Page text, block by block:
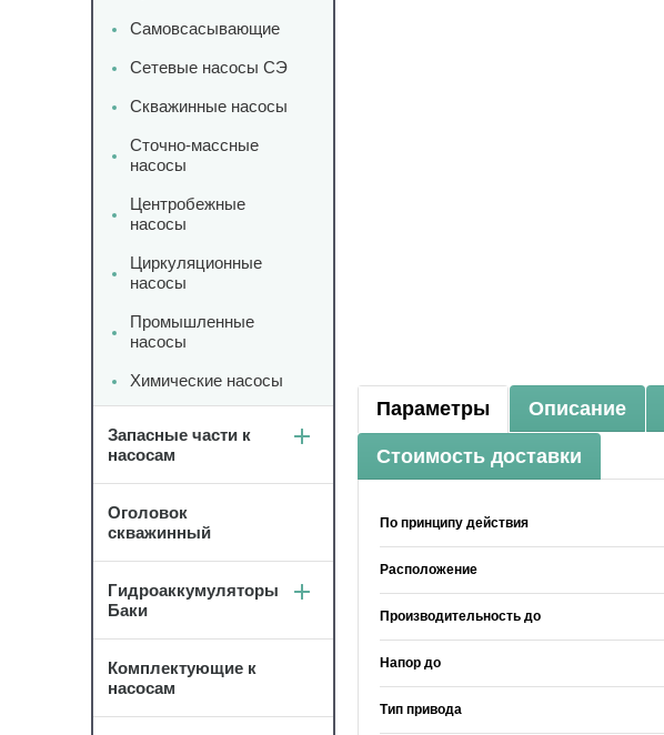
Параметры Описание
Стоимость доставки
По принципу действия
Расположение
Производительность до
Напор до
Тип привода
Самовсасывающие
Сетевые насосы СЭ
Скважинные насосы
Сточно-массные
насосы
Центробежные
насосы
Циркуляционные
насосы
Промышленные
насосы
Химические насосы
Запасные части к
насосам
Оголовок
скважинный
Гидроаккумуляторы
Баки
Комплектующие к
насосам